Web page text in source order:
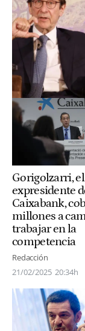
Gorigolzarri, el
expresidente
Caixabank,
millones a
trabajar en la
competencia
Redacción
21/02/2025 20:34h